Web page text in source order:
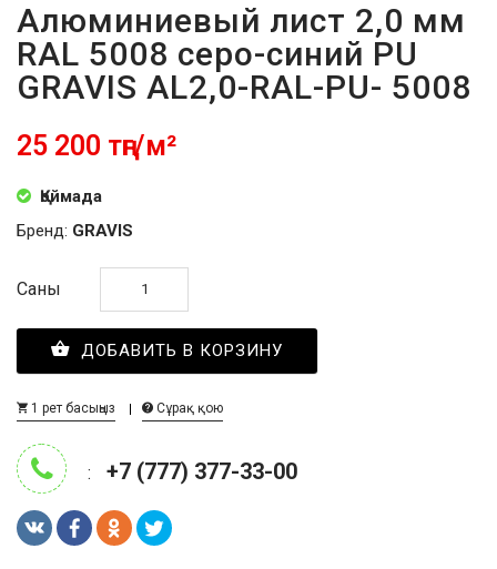
Алюминиевый лист 2,0 мм
RAL 5008 серо-синий PU
GRAVIS AL2,0-RAL-PU- 5008
25 200 тңг/м²
Қоймада
Бренд: GRAVIS
Саны
ДОБАВИТЬ В КОРЗИНУ
1 рет басыңыз Сұрақ қою
: +7 (777) 377-33-00